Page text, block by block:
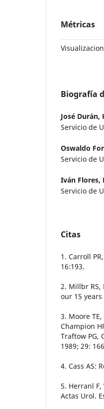
Métricas
Biografía
José Durán,
Servicio de
Oswaldo
Servicio de
Iván Flores,
Servicio de
Citas
1. Carroll
16:193.
2. Millbr RS,
our 15 years
3. Moore
Champion
Traftow PG,
1989; 29:
4. Cass AS:
5. Herranl
Actas Urol.